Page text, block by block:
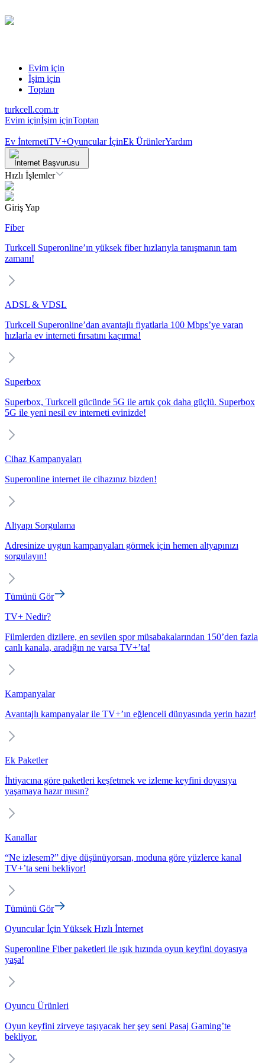
Evim için
İşim için
Toptan
turkcell.com.tr
Evim içinİşim içinToptan
Ev İnternetiTV+Oyuncular İçinEk ÜrünlerYardım
İnternet Başvurusu
Hızlı İşlemler
Giriş Yap
Fiber
Turkcell Superonline’ın yüksek fiber hızlarıyla tanışmanın tam
zamanı!
ADSL & VDSL
Turkcell Superonline’dan avantajlı fiyatlarla 100 Mbps’ye varan
hızlarla ev interneti fırsatını kaçırma!
Superbox
Superbox, Turkcell gücünde 5G ile artık çok daha güçlü. Superbox
5G ile yeni nesil ev interneti evinizde!
Cihaz Kampanyaları
Superonline internet ile cihazınız bizden!
Altyapı Sorgulama
Adresinize uygun kampanyaları görmek için hemen altyapınızı
sorgulayın!
Tümünü Gör
TV+ Nedir?
Filmlerden dizilere, en sevilen spor müsabakalarından 150’den fazla
canlı kanala, aradığın ne varsa TV+’ta!
Kampanyalar
Avantajlı kampanyalar ile TV+’ın eğlenceli dünyasında yerin hazır!
Ek Paketler
İhtiyacına göre paketleri keşfetmek ve izleme keyfini doyasıya
yaşamaya hazır mısın?
Kanallar
“Ne izlesem?” diye düşünüyorsan, moduna göre yüzlerce kanal
TV+’ta seni bekliyor!
Tümünü Gör
Oyuncular İçin Yüksek Hızlı İnternet
Superonline Fiber paketleri ile ışık hızında oyun keyfini doyasıya
yaşa!
Oyuncu Ürünleri
Oyun keyfini zirveye taşıyacak her şey seni Pasaj Gaming’te
bekliyor.